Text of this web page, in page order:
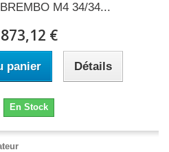
M4 34/34...
873,12 €
panier Détails
En Stock